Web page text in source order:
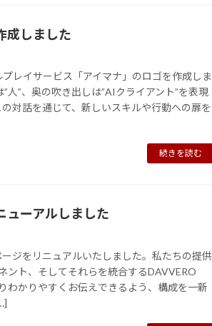
成しました
レイサービス「アイマナ」のロゴを作成しま
人”、奥の吹き出しは”AIクライアント”を表現
対話を通じて、新しいスキルや行動への扉を
続きを読む
ューアルしました
ジをリニュアルいたしました。私たちの提供
ント、そしてそれらを統合するDAVVERO
わかりやすくお伝えできるよう、構成を一新